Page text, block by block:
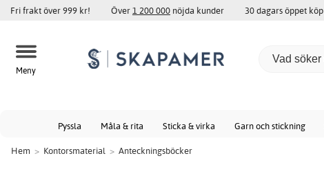
Fri frakt över 999 kr! Över1 200 000 nöjda kunder 30 dagars öppet köp
Meny
Pyssla Måla & rita Sticka & virka Garn och stickning
Hem > Kontorsmaterial > Anteckningsböcker